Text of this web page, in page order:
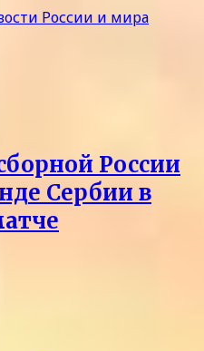
России
Сербии в